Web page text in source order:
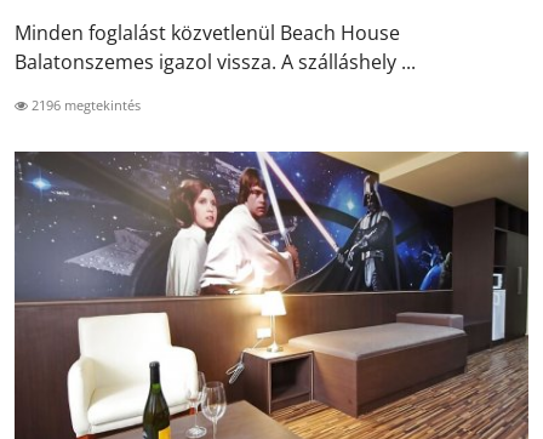
Minden foglalást közvetlenül Beach House
Balatonszemes igazol vissza. A szálláshely ...
2196 megtekintés